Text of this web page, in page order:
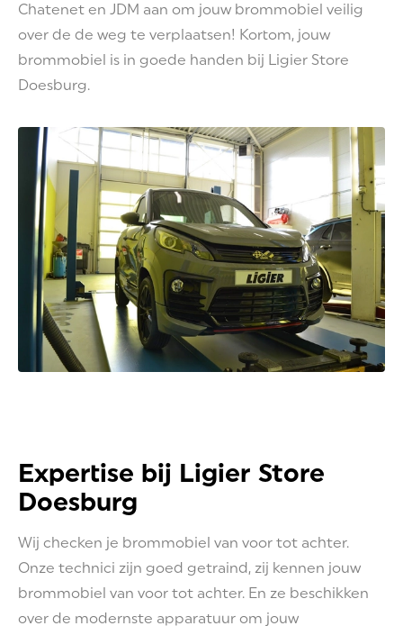
Chatenet en JDM aan om jouw brommobiel veilig
over de de weg te verplaatsen! Kortom, jouw
brommobiel is in goede handen bij Ligier Store
Doesburg.
Expertise bij Ligier Store
Doesburg
Wij checken je brommobiel van voor tot achter.
Onze technici zijn goed getraind, zij kennen jouw
brommobiel van voor tot achter. En ze beschikken
over de modernste apparatuur om jouw